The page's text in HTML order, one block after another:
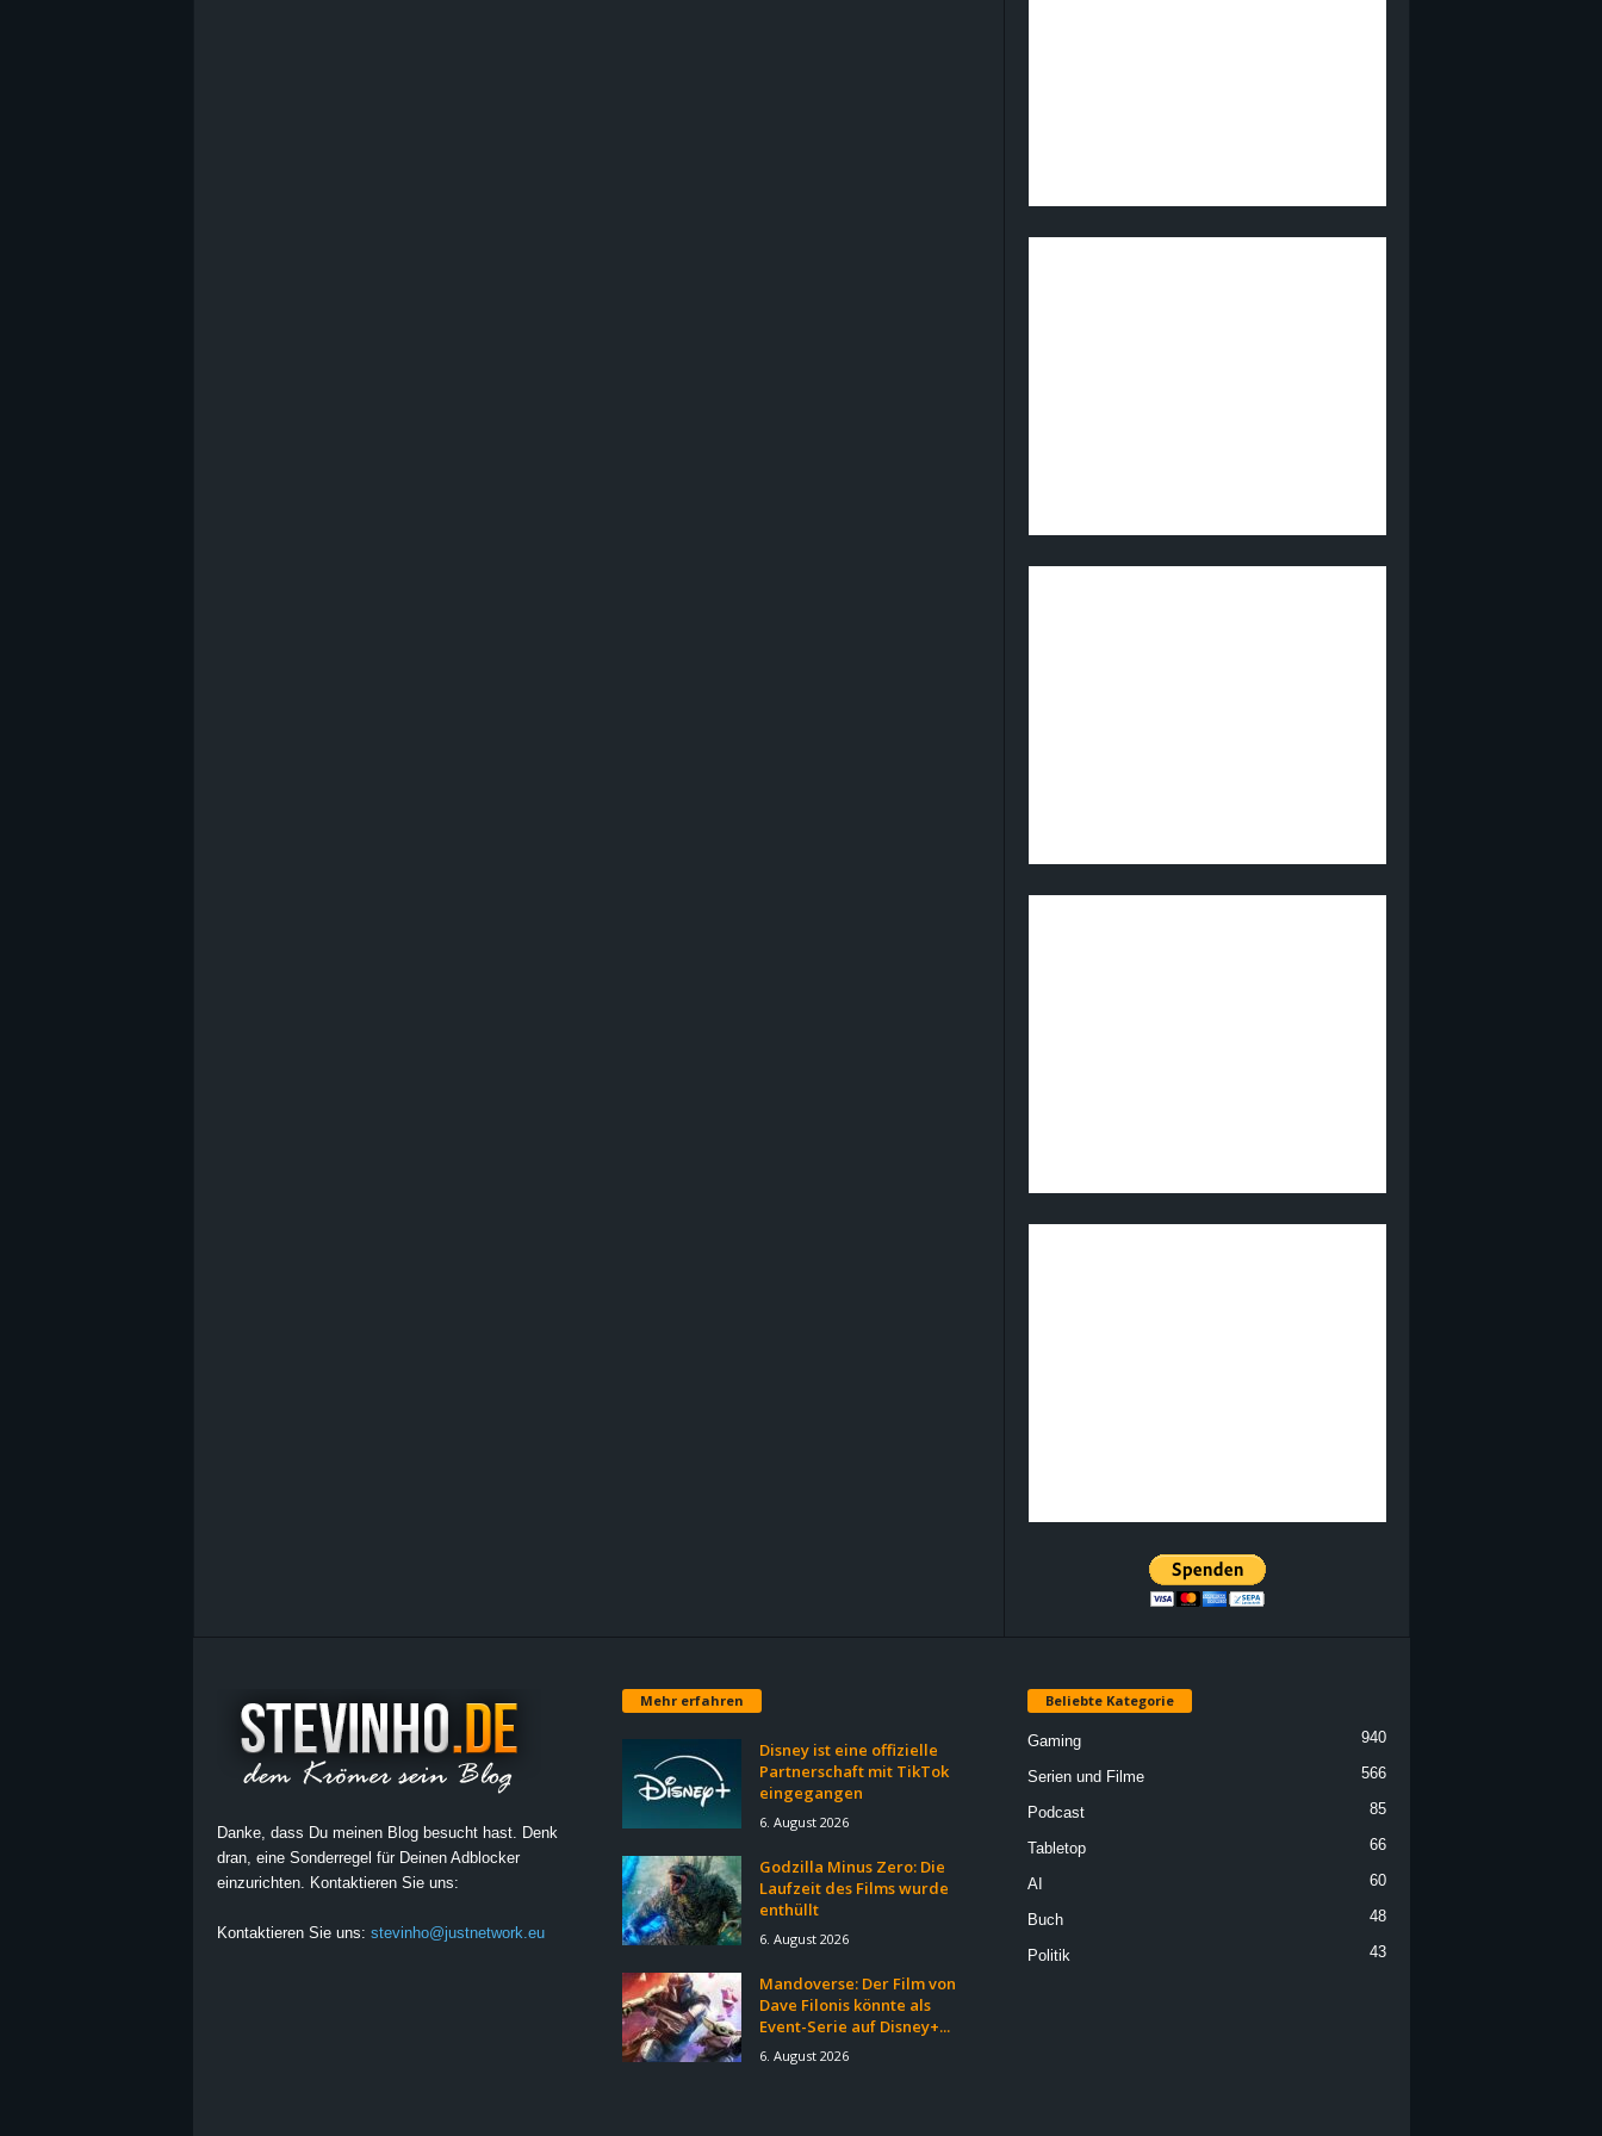
Danke, dass Du meinen Blog besucht hast. Denk
dran, eine Sonderregel für Deinen Adblocker
einzurichten. Kontaktieren Sie uns:
Kontaktieren Sie uns: stevinho@justnetwork.eu
Mehr erfahren
Disney ist eine offizielle
Partnerschaft mit TikTok
eingegangen
6. August 2026
Godzilla Minus Zero: Die
Laufzeit des Films wurde
enthüllt
6. August 2026
Mandoverse: Der Film von
Dave Filonis könnte als
Event-Serie auf Disney+...
6. August 2026
Beliebte Kategorie
Gaming 940
Serien und Filme 566
Podcast 85
Tabletop 66
AI 60
Buch 48
Politik 43